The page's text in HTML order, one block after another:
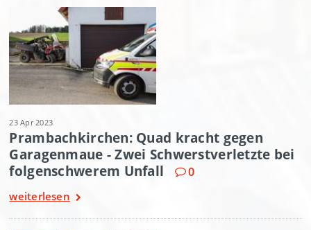
23 Apr 2023
Prambachkirchen: Quad kracht gegen
Garagenmaue - Zwei Schwerstverletzte bei
folgenschwerem Unfall
0
weiterlesen